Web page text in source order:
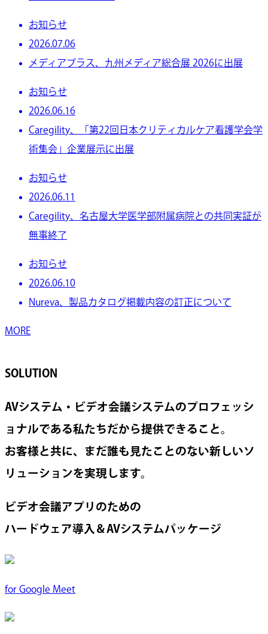
お知らせ
2026.07.06
メディアプラス、九州メディア総合展 2026に出展
お知らせ
2026.06.16
Caregility、「第22回日本クリティカルケア看護学会学
術集会」企業展示に出展
お知らせ
2026.06.11
Caregility、名古屋大学医学部附属病院との共同実証が
無事終了
お知らせ
2026.06.10
Nureva、製品カタログ掲載内容の訂正について
MORE
SOLUTION
AVシステム・ビデオ会議システムのプロフェッシ
ョナルである私たちだから提供できること。
お客様と共に、まだ誰も見たことのない新しいソ
リューションを実現します。
ビデオ会議アプリのための
ハードウェア導入＆AVシステムパッケージ
for Google Meet